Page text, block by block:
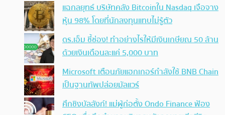
แฉกลยุทธ์ บริษัทคลัง Bitcoinใน Nasdaq เจือจาง
หุ้น 98% โดยที่นักลงทุนแทบไม่รู้ตัว
ดร.เอ็ม ชี้ช่อง! ทำอย่างไรให้มีเงินเกษียณ 50 ล้าน
ด้วยเงินเดือนละแค่ 5,000 บาท
Microsoft เตือนภัยแฮกเกอร์กำลังใช้ BNB Chain
เป็นฐานทัพปล่อยมัลแวร์
ศึกชิงบัลลังก์! แม่ผู้ก่อตั้ง Ondo Finance ฟ้อง